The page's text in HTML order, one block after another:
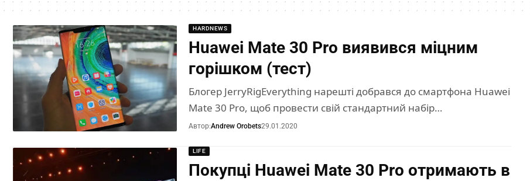
HARDNEWS
Huawei Mate 30 Pro виявився міцним
горішком (тест)
Блогер JerryRigEverything нарешті добрався до смартфона Huawei
Mate 30 Pro, щоб провести свій стандартний набір…
Автор:Andrew Orobets29.01.2020
LIFE
Покупці Huawei Mate 30 Pro отримають в